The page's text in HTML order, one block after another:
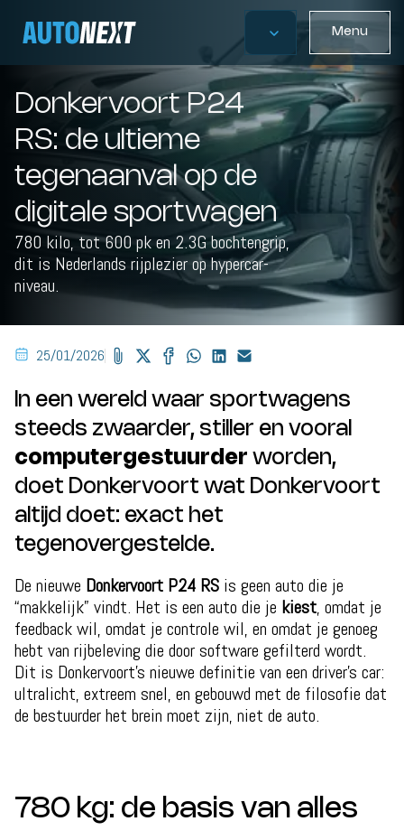
Menu
Donkervoort P24
RS: de ultieme
tegenaanval op de
digitale sportwagen
780 kilo, tot 600 pk en 2.3G bochtengrip,
dit is Nederlands rijplezier op hypercar-
niveau.
25/01/2026
In een wereld waar sportwagens
steeds zwaarder, stiller en vooral
computergestuurder worden,
doet Donkervoort wat Donkervoort
altijd doet: exact het
tegenovergestelde.
De nieuwe Donkervoort P24 RS is geen auto die je
“makkelijk” vindt. Het is een auto die je kiest, omdat je
feedback wil, omdat je controle wil, en omdat je genoeg
hebt van rijbeleving die door software gefilterd wordt.
Dit is Donkervoort’s nieuwe definitie van een driver’s car:
ultralicht, extreem snel, en gebouwd met de filosofie dat
de bestuurder het brein moet zijn, niet de auto.
780 kg: de basis van alles